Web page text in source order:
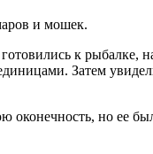
и мошек.
к рыбалке,
Затем
оконечность, но ее